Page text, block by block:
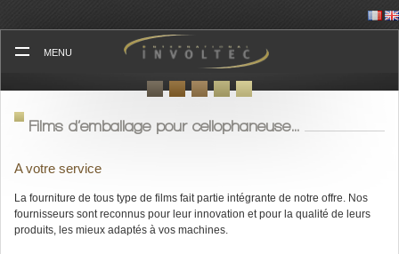
MENU
Films d’emballage pour cellophaneuse…
A votre service
La fourniture de tous type de films fait partie intégrante de notre offre. Nos
fournisseurs sont reconnus pour leur innovation et pour la qualité de leurs
produits, les mieux adaptés à vos machines.